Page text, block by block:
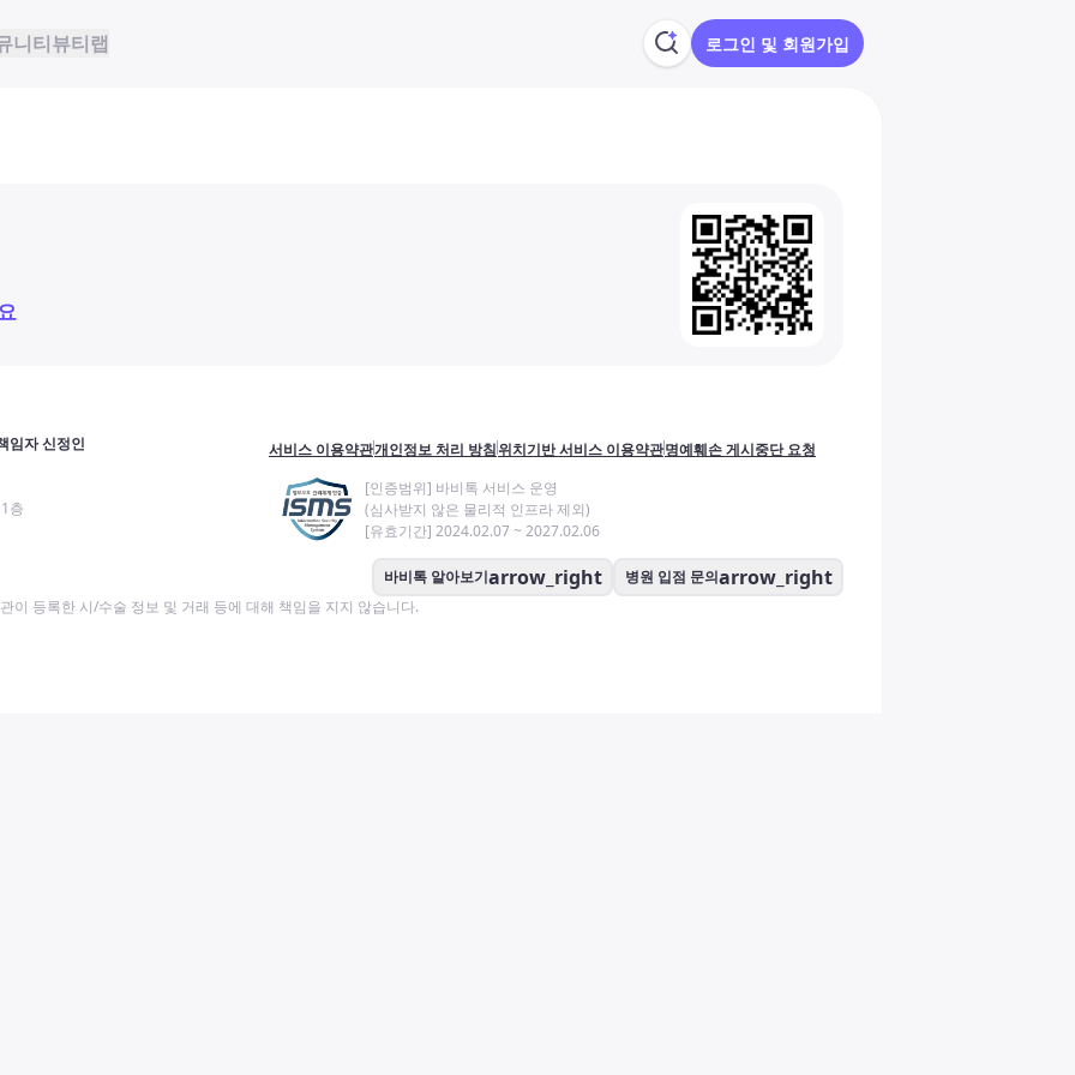
니티뷰티랩 로그인 및 회원가입
임자 신정인
층
서비스 이용약관개인정보 처리 방침위치기반 서비스 이용약관명예훼손 게시중단 요청
[인증범위] 바비톡 서비스 운영
(심사받지 않은 물리적 인프라 제외)
[유효기간] 2024.02.07 ~ 2027.02.06
바비톡 알아보기arrow_right 병원 입점 문의arrow_right
이 등록한 시/수술 정보 및 거래 등에 대해 책임을 지지 않습니다.